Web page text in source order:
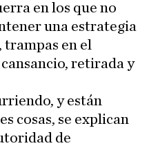
en los que no
una estrategia
trampas en el
retirada y
y están
cosas, se explican
de